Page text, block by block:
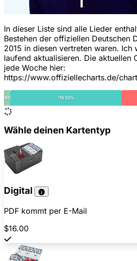
In dieser Liste sind alle Lieder
Bestehen der offiziellen Deutschen
2015 in diesen vertreten waren. Ich
laufend aktualisieren. Die aktuellen
jede Woche hier:
https://www.offiziellecharts.de/
'90 '10 52%
Wähle deinen Kartentyp
Digital
PDF kommt per E-Mail
$16.00